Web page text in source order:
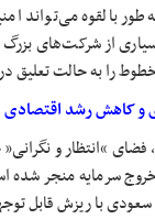
بالقوه می‌تواند
از شرکت‌های بزرگ
را به حالت تعلیق
و کاهش رشد اقتصادی
“انتظار و
سرمایه منجر
سعودی با ریزش قابل